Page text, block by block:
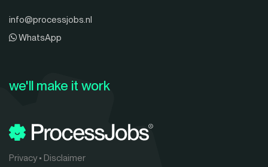
info@processjobs.nl
WhatsApp
Privacy• Disclaimer
we'll make it work